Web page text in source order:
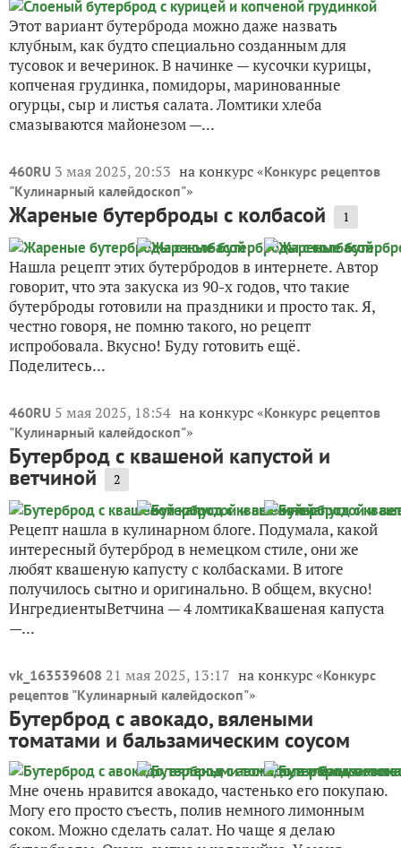
Этот вариант бутерброда можно даже назвать
клубным, как будто специально созданным для
тусовок и вечеринок. В начинке — кусочки курицы,
копченая грудинка, помидоры, маринованные
огурцы, сыр и листья салата. Ломтики хлеба
смазываются майонезом —...
460RU 3 мая 2025, 20:53 на конкурс «Конкурс рецептов
"Кулинарный калейдоскоп"»
Жареные бутерброды с колбасой 1
Нашла рецепт этих бутербродов в интернете. Автор
говорит, что эта закуска из 90-х годов, что такие
бутерброды готовили на праздники и просто так. Я,
честно говоря, не помню такого, но рецепт
испробовала. Вкусно! Буду готовить ещё.
Поделитесь...
460RU 5 мая 2025, 18:54 на конкурс «Конкурс рецептов
"Кулинарный калейдоскоп"»
Бутерброд с квашеной капустой и
ветчиной 2
Рецепт нашла в кулинарном блоге. Подумала, какой
интересный бутерброд в немецком стиле, они же
любят квашеную капусту с колбасками. В итоге
получилось сытно и оригинально. В общем, вкусно!
ИнгредиентыВетчина — 4 ломтикаКвашеная капуста
—...
vk_163539608 21 мая 2025, 13:17 на конкурс «Конкурс
рецептов "Кулинарный калейдоскоп"»
Бутерброд с авокадо, вялеными
томатами и бальзамическим соусом
Мне очень нравится авокадо, частенько его покупаю.
Могу его просто съесть, полив немного лимонным
соком. Можно сделать салат. Но чаще я делаю